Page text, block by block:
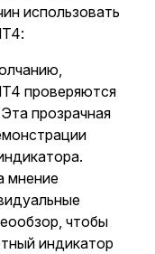
использовать
проверяются
прозрачная
мнение
чтобы
индикатор